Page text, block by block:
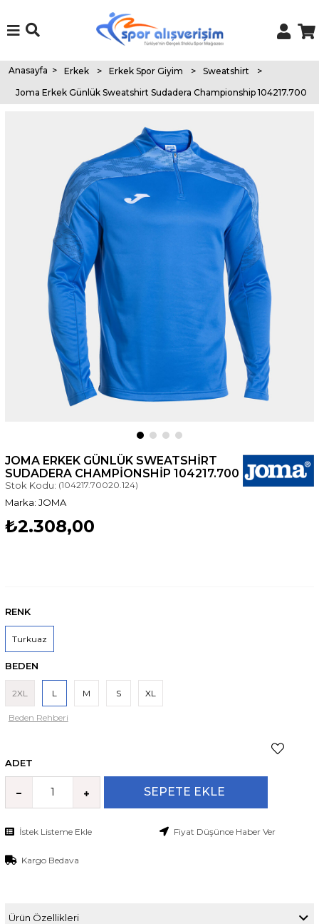
Anasayfa > Erkek > Erkek Spor Giyim > Sweatshirt
>
Joma Erkek Günlük Sweatshirt Sudadera Championship 104217.700
JOMA ERKEK GÜNLÜK SWEATSHIRT
SUDADERA CHAMPIONSHIP 104217.700
Stok Kodu: (104217.70020.124)
JOMA
₺2.308,00
RENK
Turkuaz
BEDEN
2XL L M S XL
Beden Rehberi
ADET
İstek Listeme Ekle Fiyat Düşünce Haber Ver
Kargo Bedava
Ürün Özellikleri